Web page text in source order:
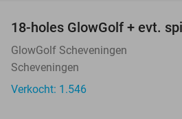
18-holes GlowGolf + evt.
GlowGolf Scheveningen
Scheveningen
Verkocht: 1.546